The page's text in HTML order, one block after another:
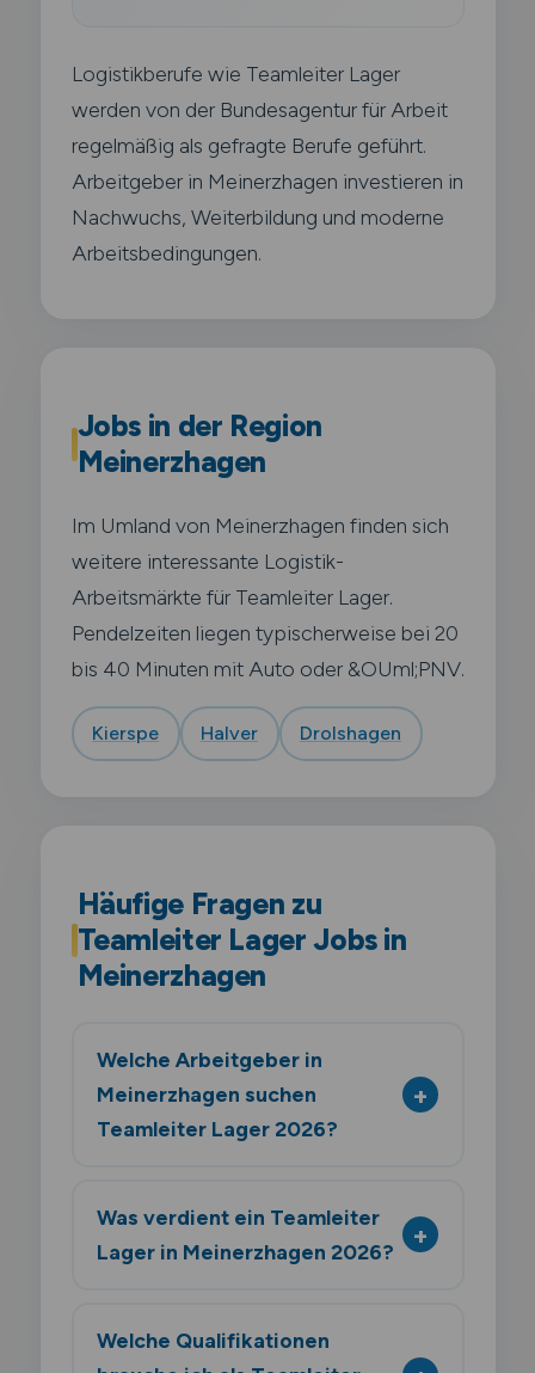
Logistikberufe wie Teamleiter Lager
werden von der Bundesagentur für Arbeit
regelmäßig als gefragte Berufe geführt.
Arbeitgeber in Meinerzhagen investieren in
Nachwuchs, Weiterbildung und moderne
Arbeitsbedingungen.
Jobs in der Region
Meinerzhagen
Im Umland von Meinerzhagen finden sich
weitere interessante Logistik-
Arbeitsmärkte für Teamleiter Lager.
Pendelzeiten liegen typischerweise bei 20
bis 40 Minuten mit Auto oder &OUml;PNV.
Kierspe Halver Drolshagen
Häufige Fragen zu
Teamleiter Lager Jobs in
Meinerzhagen
Welche Arbeitgeber in
Meinerzhagen suchen
Teamleiter Lager 2026?
Was verdient ein Teamleiter
Lager in Meinerzhagen 2026?
Welche Qualifikationen